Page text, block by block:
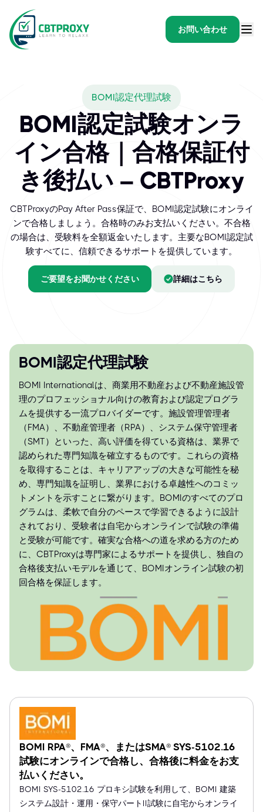
お問い合わせ
BOMI Internationalは、商業用不動産および不動産施設管理のプ
BOMI認定代理試験
BOMI認定試験オンラ
イン合格｜合格保証付
き後払い – CBTProxy
CBTProxyのPay After Pass保証で、BOMI認定試験にオンライ
ンで合格しましょう。合格時のみお支払いください。不合格
の場合は、受験料を全額返金いたします。主要なBOMI認定試
験すべてに、信頼できるサポートを提供しています。
ご要望をお聞かせください 詳細はこちら
BOMI認定代理試験
BOMI Internationalは、商業用不動産および不動産施設管
理のプロフェッショナル向けの教育および認定プログラ
ムを提供する一流プロバイダーです。施設管理管理者
（FMA）、不動産管理者（RPA）、システム保守管理者
（SMT）といった、高い評価を得ている資格は、業界で
認められた専門知識を確立するものです。これらの資格
を取得することは、キャリアアップの大きな可能性を秘
め、専門知識を証明し、業界における卓越性へのコミッ
トメントを示すことに繋がります。BOMIのすべてのプロ
グラムは、柔軟で自分のペースで学習できるように設計
されており、受験者は自宅からオンラインで試験の準備
と受験が可能です。確実な合格への道を求める方のため
に、CBTProxyは専門家によるサポートを提供し、独自の
合格後支払いモデルを通じて、BOMIオンライン試験の初
回合格を保証します。
BOMI RPA®、FMA®、またはSMA® SYS-5102.16
試験にオンラインで合格し、合格後に料金をお支
払いください。
BOMI SYS-5102.16 プロキシ試験を利用して、BOMI 建築
システム設計・運用・保守パートII試験に自宅からオンライ